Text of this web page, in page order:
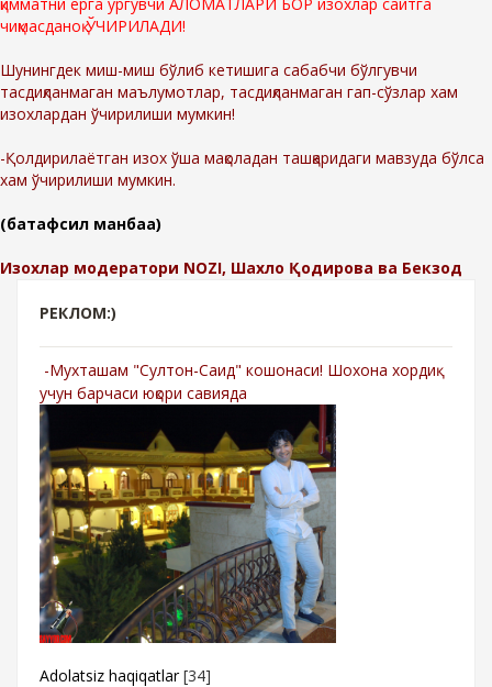
чиқмасданоқ ЎЧИРИЛАДИ!
Шунингдек миш-миш бўлиб кетишига сабабчи бўлгувчи
тасдиқланмаган маълумотлар, тасдиқланмаган гап-сўзлар хам
изохлардан ўчирилиши мумкин!
-Қолдирилаётган изох ўша мақоладан ташқаридаги мавзуда бўлса
хам ўчирилиши мумкин.
(батафсил манбаа)
Изохлар модератори NOZI, Шахло Қодирова ва Бекзод
РЕКЛОМ:)
-Мухташам "Султон-Саид" кошонаси! Шохона хордиқ
учун барчаси юқори савияда
Adolatsiz haqiqatlar [34]